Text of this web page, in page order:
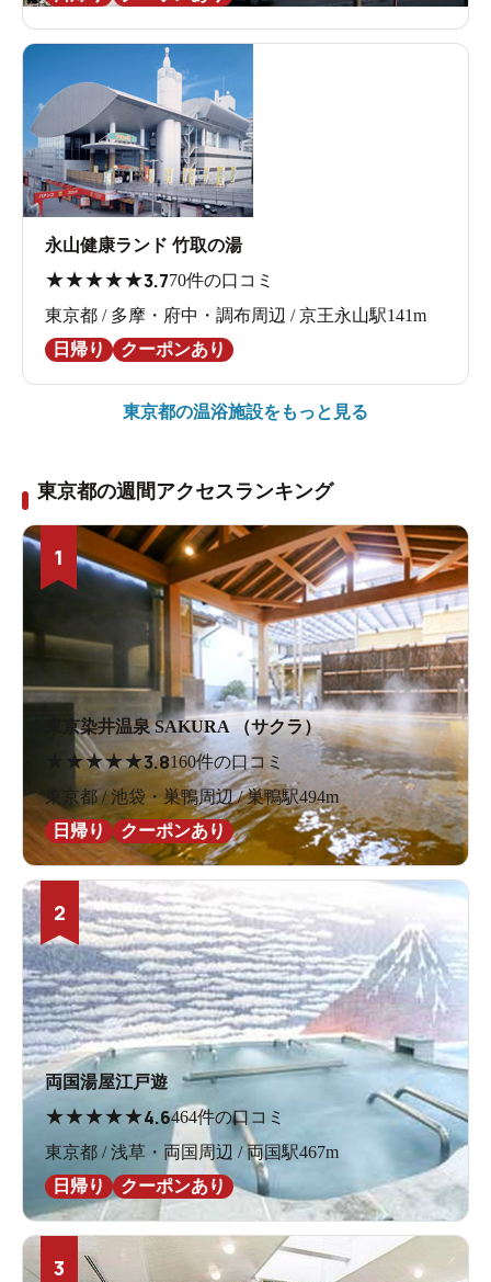
永山健康ランド 竹取の湯
★★★★★3.770件の口コミ
東京都 / 多摩・府中・調布周辺 / 京王永山駅141m
日帰り
クーポンあり
東京都の温浴施設をもっと見る
東京都の週間アクセスランキング
1
東京染井温泉 SAKURA （サクラ）
★★★★3.8160件の口コミ
東京都 / 池袋・巣鴨周辺 / 巣鴨駅494m
日帰り
クーポンあり
2
両国湯屋江戸遊
★★★★★4.6464件の口コミ
東京都 / 浅草・両国周辺 / 両国駅467m
日帰り
クーポンあり
3